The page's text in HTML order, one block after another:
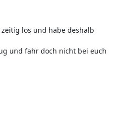
los und habe deshalb
und fahr doch nicht bei euch